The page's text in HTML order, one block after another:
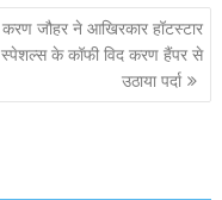
करण जौहर ने आखिरकार हॉटस्टार
स्पेशल्स के कॉफी विद करण हैंपर से
उठाया पर्दा